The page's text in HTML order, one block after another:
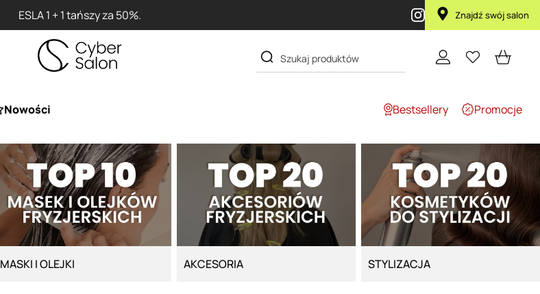
ESLA 1 + 1 tańszy za 50%. Znajdź swój salon
Nowości Bestsellery Promocje
MASKI I OLEJKI AKCESORIA STYLIZACJA